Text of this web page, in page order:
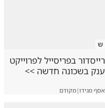
ש
רייסדור בפריסייל לפרוייקט
ענק בשכונה חדשה >>
אסף מגידו|מקודם